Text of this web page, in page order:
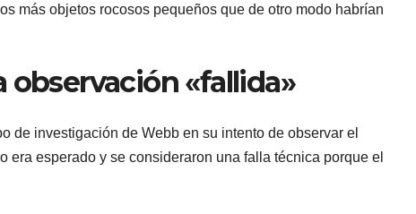
más objetos rocosos pequeños que de otro modo habrían
observación «fallida»
de investigación de Webb en su intento de observar el
era esperado y se consideraron una falla técnica porque el